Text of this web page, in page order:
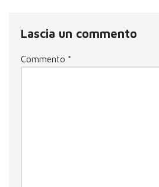
Lascia un commento
Commento *